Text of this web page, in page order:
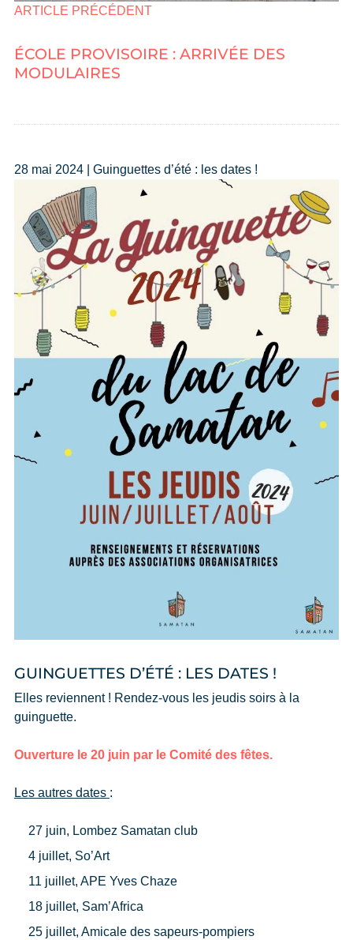
ARTICLE PRÉCÉDENT
ÉCOLE PROVISOIRE : ARRIVÉE DES
MODULAIRES
28 mai 2024 | Guinguettes d’été : les dates !
GUINGUETTES D’ÉTÉ : LES DATES !
Elles reviennent ! Rendez-vous les jeudis soirs à la
guinguette.
Ouverture le 20 juin par le Comité des fêtes.
Les autres dates :
27 juin, Lombez Samatan club
4 juillet, So’Art
11 juillet, APE Yves Chaze
18 juillet, Sam’Africa
25 juillet, Amicale des sapeurs-pompiers